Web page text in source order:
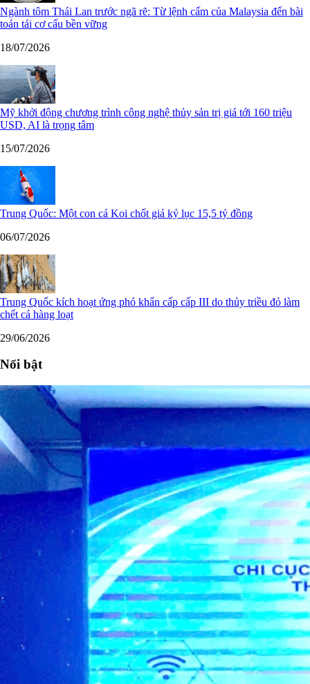
Ngành tôm Thái Lan trước ngã rẽ: Từ lệnh cấm của Malaysia đến bài
toán tái cơ cấu bền vững
18/07/2026
Mỹ khởi động chương trình công nghệ thủy sản trị giá tới 160 triệu
USD, AI là trọng tâm
15/07/2026
Trung Quốc: Một con cá Koi chốt giá kỷ lục 15,5 tỷ đồng
06/07/2026
Trung Quốc kích hoạt ứng phó khẩn cấp cấp III do thủy triều đỏ làm
chết cá hàng loạt
29/06/2026
Nổi bật